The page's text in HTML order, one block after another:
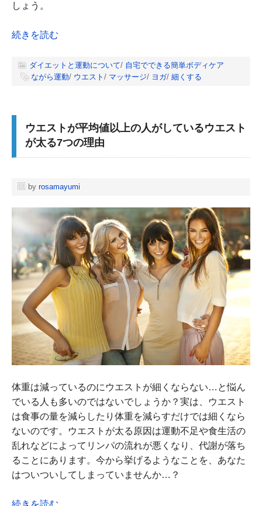
しょう。
続きを読む
ダイエットと運動について/ 自宅でできる簡単ボディケア
ながら運動/ ウエスト / マッサージ/ ヨガ/ 細くする
ウエストが平均値以上の人がしているウエスト
が太る7つの理由
by rosamayumi
体重は減っているのにウエストが細くならない…と悩ん
でいる人も多いのではないでしょうか？実は、ウエスト
は食事の量を減らしたり体重を減らすだけでは細くなら
ないのです。ウエストが太る原因は運動不足や食生活の
乱れなどによってリンパの流れが悪くなり、代謝が落ち
ることにあります。今から挙げるようなことを、あなた
はついついしてしまっていませんか…？
続きを読む